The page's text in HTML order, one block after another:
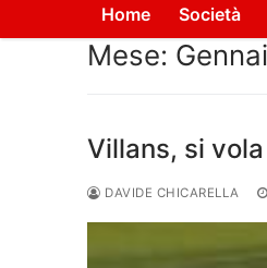
Home Società
Mese:
Villans, si
DAVIDE CHICARELLA